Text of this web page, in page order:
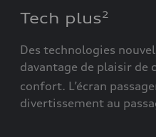
Tech plus2
Des technologies
davantage de plaisir de
confort. L’écran
divertissement au